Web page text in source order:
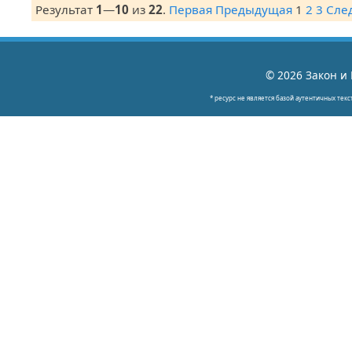
Результат 1—10 из 22. Первая Предыдущая 1 2 3
© 2026 Закон и
* ресурс не является базой аутентичных